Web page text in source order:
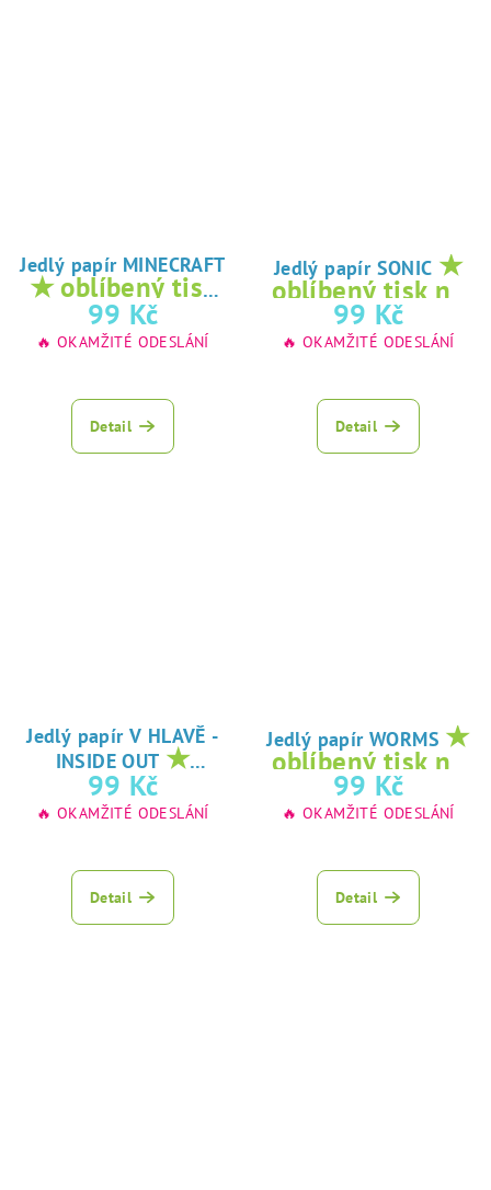
Jedlý papír MINECRAFT
★ oblíbený tisk
na jedlý papír
99 Kč
🔥 OKAMŽITÉ ODESLÁNÍ
Detail
Jedlý papír SONIC ★
oblíbený tisk na
jedlý papír
99 Kč
🔥 OKAMŽITÉ ODESLÁNÍ
Detail
Jedlý papír V HLAVĚ -
INSIDE OUT ★
oblíbený tisk na
jedlý papír
99 Kč
🔥 OKAMŽITÉ ODESLÁNÍ
Detail
Jedlý papír WORMS ★
oblíbený tisk na
jedlý papír
99 Kč
🔥 OKAMŽITÉ ODESLÁNÍ
Detail